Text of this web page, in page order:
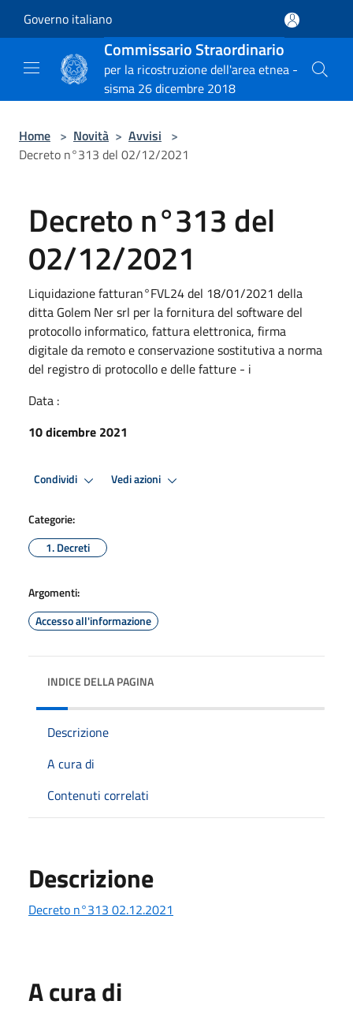
Governo italiano
Commissario Straordinario
per la ricostruzione dell'area etnea -
sisma 26 dicembre 2018
Home > Novità > Avvisi >
Decreto n°313 del 02/12/2021
Decreto n°313 del
02/12/2021
Liquidazione fatturan°FVL24 del 18/01/2021 della
ditta Golem Ner srl per la fornitura del software del
protocollo informatico, fattura elettronica, firma
digitale da remoto e conservazione sostitutiva a norma
del registro di protocollo e delle fatture - i
Data :
10 dicembre 2021
Condividi Vedi azioni
Categorie:
1. Decreti
Argomenti:
Accesso all'informazione
INDICE DELLA PAGINA
Descrizione
A cura di
Contenuti correlati
Descrizione
Decreto n°313 02.12.2021
A cura di